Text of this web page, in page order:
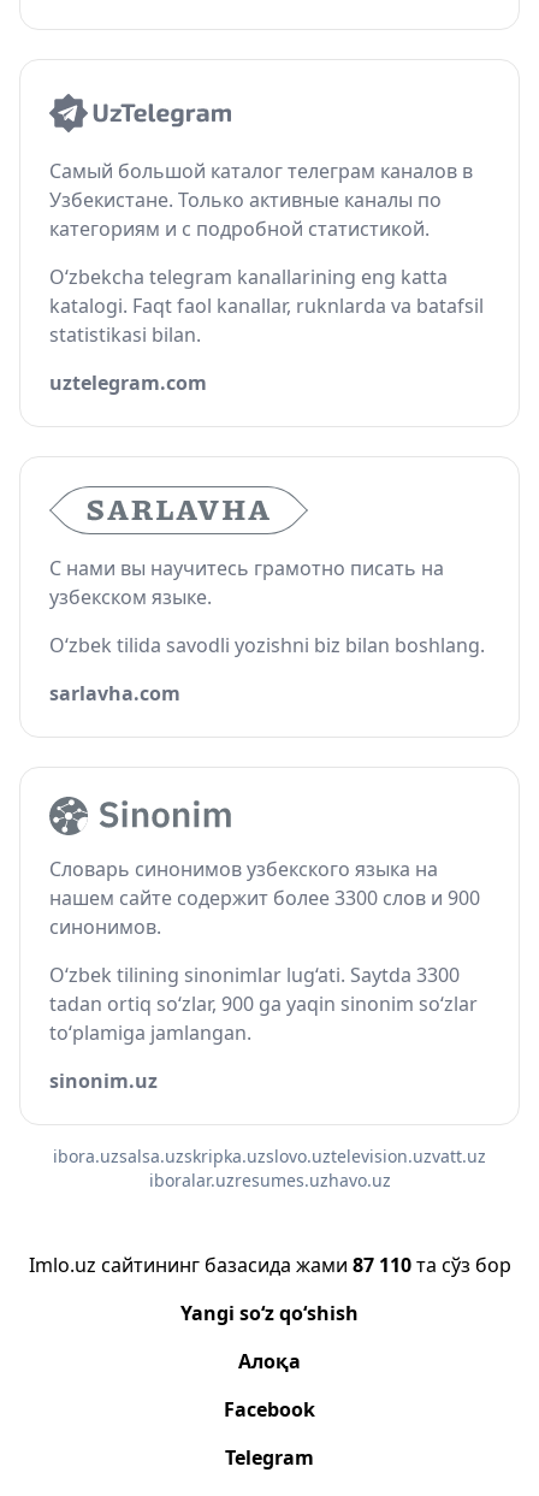
Самый большой каталог телеграм каналов в
Узбекистане. Только активные каналы по
категориям и с подробной статистикой.
O‘zbekcha telegram kanallarining eng katta
katalogi. Faqt faol kanallar, ruknlarda va batafsil
statistikasi bilan.
uztelegram.com
С нами вы научитесь грамотно писать на
узбекском языке.
O‘zbek tilida savodli yozishni biz bilan boshlang.
sarlavha.com
Словарь синонимов узбекского языка на
нашем сайте содержит более 3300 слов и 900
синонимов.
O‘zbek tilining sinonimlar lug‘ati. Saytda 3300
tadan ortiq so‘zlar, 900 ga yaqin sinonim so‘zlar
to‘plamiga jamlangan.
sinonim.uz
ibora.uzsalsa.uzskripka.uzslovo.uztelevision.uzvatt.uz
iboralar.uzresumes.uzhavo.uz
Imlo.uz сайтининг базасида жами 87 110та сўз бор
Yangi so‘z qo‘shish
Алоқа
Facebook
Telegram